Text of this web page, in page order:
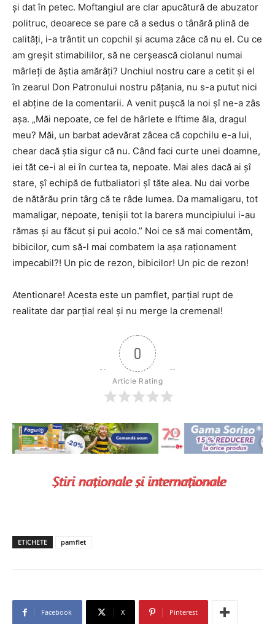
și dat în petec. Moftangiul are clar apucătură de abuzator
politruc, deoarece se pare că a sedus o tânără plină de
calități, i-a trântit un copchil și acuma zâce că nu el. Cu ce
am greșit stimabililor, să ne cerșească ciolanul numai
mârleți de ăștia amărâți? Unchiul nostru care a cetit și el
în zearul Don Patronului nostru pățania, nu s-a putut nici
el abține de la comentarii. A venit pușcă la noi șî ne-a zâs
așa. „Măi nepoate, ce fel de hârlete e Iftime ăla, dragul
meu? Măi, un barbat adevărat zâcea că copchilu e-a lui,
chear dacă știa sigur că nu. Când faci curte unei doamne,
iei tăt ce-i al ei în curtea ta, nepoate. Mai ales dacă ai șî
stare, șî echipă de futbaliatori șî tăte alea. Nu dai vorbe
de nătărău prin târg că te râde lumea. Da mamaligaru, tot
mamaligar, nepoate, tenișii tot la barera muncipiului i-au
rămas și au făcut și pui acolo.” Noi ce să mai comentăm,
bibicilor, cum să-l mai combatem la așa raționament
impecabil?! Un pic de rezon, bibicilor! Un pic de rezon!
Atentionare! Acesta este un pamflet, parțial rupt de
realitate dar parțial real și nu merge la cremenal!
0
Article Rating
ETICHETE pamflet
Facebook X Pinterest